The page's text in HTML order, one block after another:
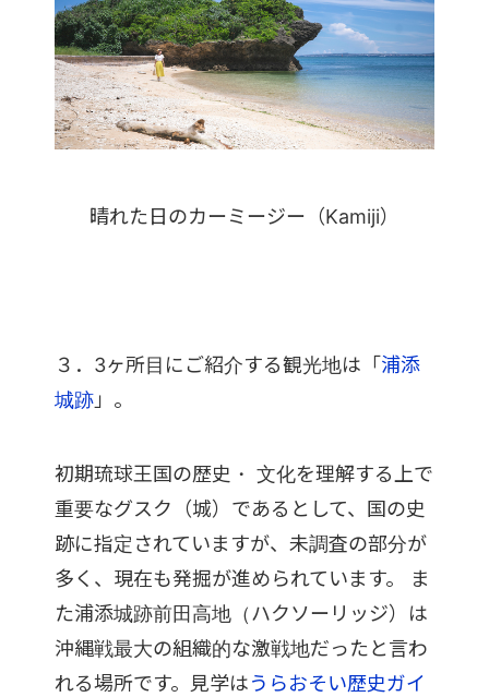
晴れた日のカーミージー（Kamiji）
３．3ヶ所目にご紹介する観光地は「 浦添
城跡 」。
初期琉球王国の歴史・ 文化を理解する上で
重要なグスク（城）であるとして、国の史
跡に指定されていますが、未調査の部分が
多く、現在も発掘が進められています。 ま
た浦添城跡前田高地（ハクソーリッジ）は
沖縄戦最大の組織的な激戦地だったと言わ
れる場所です。見学はうらおそい歴史ガイ